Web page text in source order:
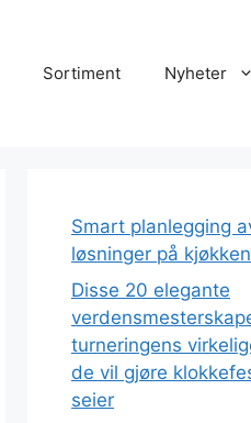
Sortiment Nyheter
Smart planlegging
løsninger på
Disse 20 elegante
turneringens
de vil gjøre
seier